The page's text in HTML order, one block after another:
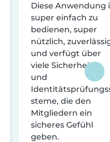
Diese Anwendung
super einfach zu
bedienen, super
nützlich,
und verfügt über
viele Sicherheits-
und
steme, die den
Mitgliedern ein
sicheres Gefühl
geben.